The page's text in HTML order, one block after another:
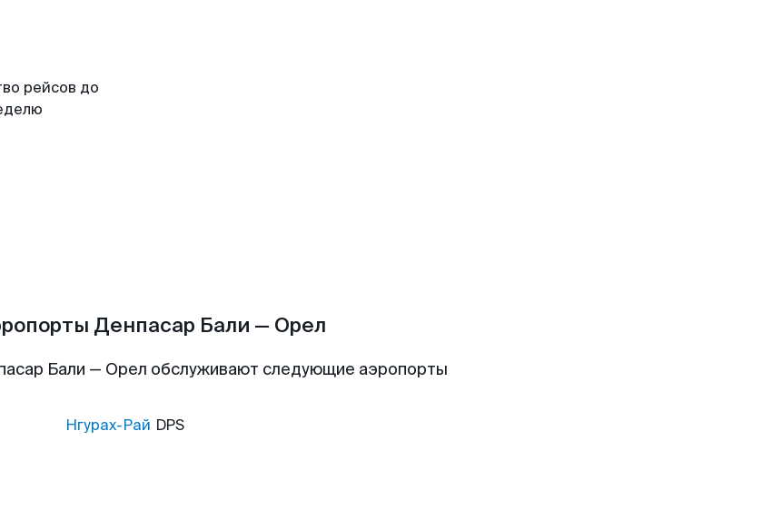
рейсов до
Денпасар Бали — Орел
Бали — Орел обслуживают следующие аэропорты
Нгурах-Рай DPS